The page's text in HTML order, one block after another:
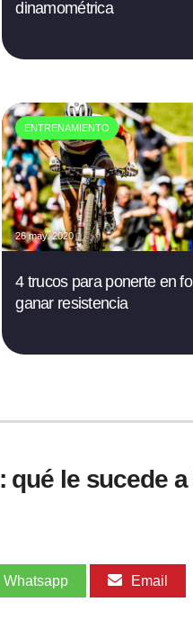
dinamométrica
ENTRENAMIENTO
26 may. 2020
4 trucos para ponerte en
ganar resistencia
le sucede
Whatsapp Email